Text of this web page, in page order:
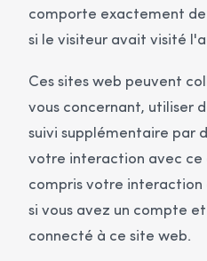
comporte exactement
si le visiteur avait visité
Ces sites web peuvent
vous concernant, utiliser
suivi supplémentaire par
votre interaction avec ce
compris votre
si vous avez un compte
connecté à ce site web.